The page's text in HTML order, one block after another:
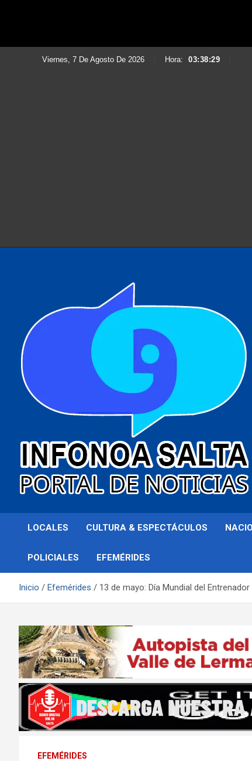
Viernes, 7 De Agosto De 2026 Hora: 03:38:31
Infonoa Salta
LOCALES CULTURA & ESPECTÁCULOS
POLICIALES EFEMÉRIDES
Inicio Efemérides 13 de mayo: Día Mundial del
EFEMÉRIDES